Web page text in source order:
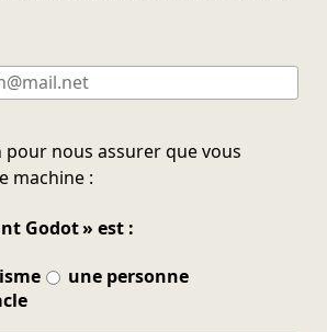
pour nous assurer que vous
machine :
Godot » est :
une personne